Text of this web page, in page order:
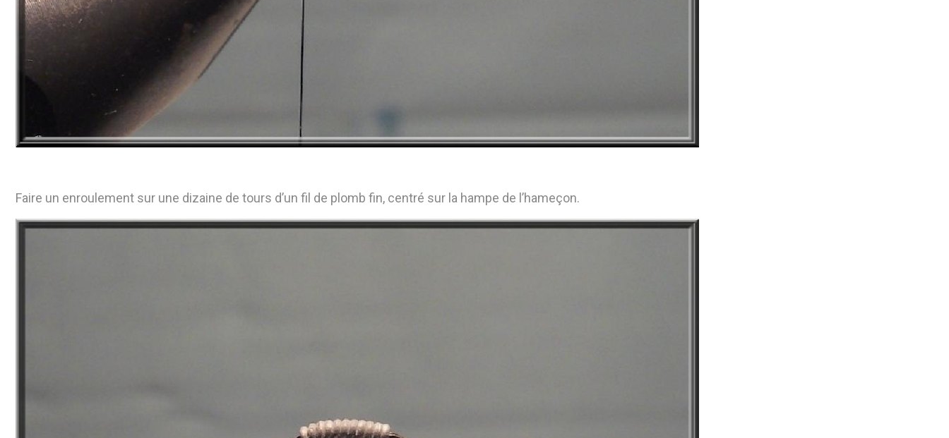
Faire un enroulement sur une dizaine de tours d’un fil de plomb fin, centré sur la hampe de l’hameçon.